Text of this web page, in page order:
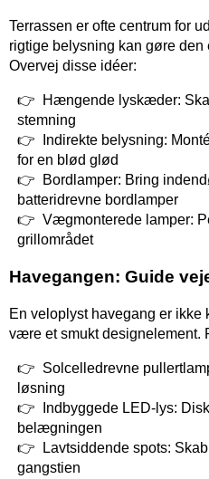
Terrassen er ofte centrum for
rigtige belysning kan gøre den
Overvej disse idéer:
Hængende lyskæder:
stemning
Indirekte belysning:
for en blød glød
Bordlamper: Bring
batteridrevne bordlamper
Vægmonterede lamper:
grillområdet
Havegangen: Guide
En veloplyst havegang er ikke
være et smukt designelement.
Solcelledrevne
løsning
Indbyggede LED-lys:
belægningen
Lavtsiddende spots:
gangstien